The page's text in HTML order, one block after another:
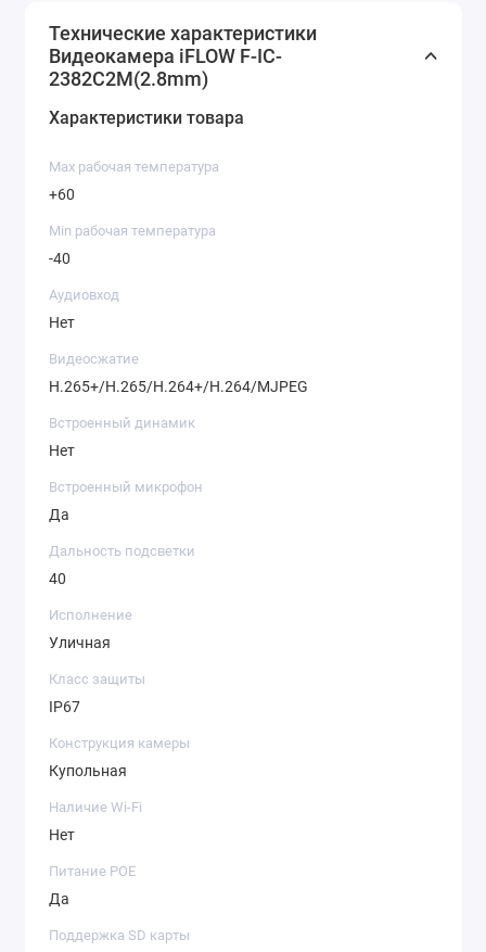
Технические характеристики
Видеокамера iFLOW F-IC-
2382C2M(2.8mm)
Характеристики товара
Max рабочая температура
+60
Min рабочая температура
-40
Аудиовход
Нет
Видеосжатие
H.265+/H.265/H.264+/H.264/MJPEG
Встроенный динамик
Нет
Встроенный микрофон
Да
Дальность подсветки
40
Исполнение
Уличная
Класс защиты
IP67
Конструкция камеры
Купольная
Наличие Wi-Fi
Нет
Питание POE
Да
Поддержка SD карты